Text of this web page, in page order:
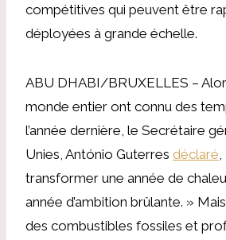
compétitives qui peuvent être
déployées à grande échelle.
ABU DHABI/BRUXELLES –
monde entier ont connu des
l’année dernière, le Secrétaire
Unies, António Guterres déclaré
transformer une année de
année d’ambition brûlante. »
des combustibles fossiles et